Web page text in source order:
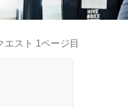
エスト 1ページ目